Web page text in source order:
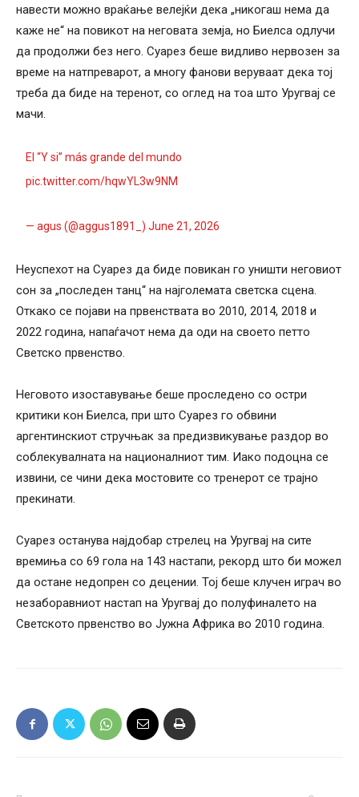
навести можно враќање велејќи дека „никогаш нема да
каже не“ на повикот на неговата земја, но Биелса одлучи
да продолжи без него. Суарез беше видливо нервозен за
време на натпреварот, а многу фанови веруваат дека тој
треба да биде на теренот, со оглед на тоа што Уругвај се
мачи.
El “Y si” más grande del mundo
pic.twitter.com/hqwYL3w9NM
— agus (@aggus1891_)June 21, 2026
Неуспехот на Суарез да биде повикан го уништи неговиот
сон за „последен танц“ на најголемата светска сцена.
Откако се појави на првенствата во 2010, 2014, 2018 и
2022 година, напаѓачот нема да оди на своето петто
Светско првенство.
Неговото изоставување беше проследено со остри
критики кон Биелса, при што Суарез го обвини
аргентинскиот стручњак за предизвикување раздор во
соблекувалната на националниот тим. Иако подоцна се
извини, се чини дека мостовите со тренерот се трајно
прекинати.
Суарез останува најдобар стрелец на Уругвај на сите
времиња со 69 гола на 143 настапи, рекорд што би можел
да остане недопрен со децении. Тој беше клучен играч во
незаборавниот настап на Уругвај до полуфиналето на
Светското првенство во Јужна Африка во 2010 година.